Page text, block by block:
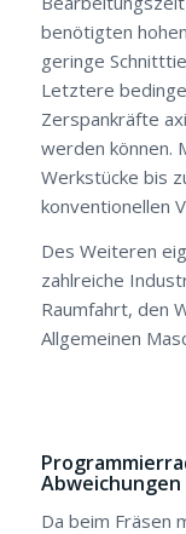
benötigten
geringe
Letztere
Zerspankräfte
werden können.
Werkstücke bis
konventionellen
Des Weiteren
zahlreiche
Raumfahrt, den
Allgemeinen
Abweichungen
Da beim Fräsen